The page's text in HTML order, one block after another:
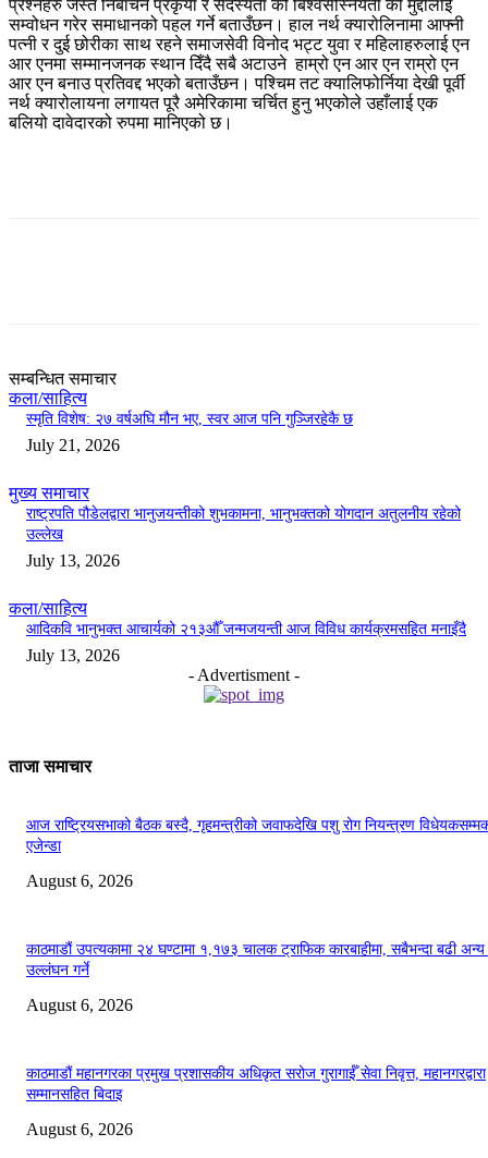
प्रश्नहरु जस्तै निर्बाचन प्रकृया र सदस्यता को बिश्वसस्नियता को मुद्दालाई
सम्वोधन गरेर समाधानको पहल गर्ने बताउँछन। हाल नर्थ क्यारोलिनामा आफ्नी
पत्नी र दुई छोरीका साथ रहने समाजसेवी विनोद भट्ट युवा र महिलाहरुलाई एन
आर एनमा सम्मानजनक स्थान दिँदै सबै अटाउने हाम्रो एन आर एन राम्रो एन
आर एन बनाउ प्रतिवद्द भएको बताउँछन। पश्चिम तट क्यालिफोर्निया देखी पूर्वी
नर्थ क्यारोलायना लगायत पूरै अमेरिकामा चर्चित हुनु भएकोले उहाँलाई एक
बलियो दावेदारको रुपमा मानिएको छ।
सम्बन्धित समाचार
कला/साहित्य
स्मृति विशेष: २७ वर्षअघि मौन भए, स्वर आज पनि गुञ्जिरहेकै छ
July 21, 2026
मुख्य समाचार
राष्ट्रपति पौडेलद्वारा भानुजयन्तीको शुभकामना, भानुभक्तको योगदान अतुलनीय रहेको
उल्लेख
July 13, 2026
कला/साहित्य
आदिकवि भानुभक्त आचार्यको २१३औँ जन्मजयन्ती आज विविध कार्यक्रमसहित मनाइँदै
July 13, 2026
- Advertisment -
ताजा समाचार
आज राष्ट्रियसभाको बैठक बस्दै, गृहमन्त्रीको जवाफदेखि पशु रोग नियन्त्रण
एजेन्डा
August 6, 2026
काठमाडौं उपत्यकामा २४ घण्टामा १,१७३ चालक ट्राफिक कारबाहीमा, सबैभन्दा बढी
उल्लंघन गर्ने
August 6, 2026
काठमाडौं महानगरका प्रमुख प्रशासकीय अधिकृत सरोज गुरागाईँ सेवा निवृत्त, महानगरद्वारा
सम्मानसहित बिदाइ
August 6, 2026